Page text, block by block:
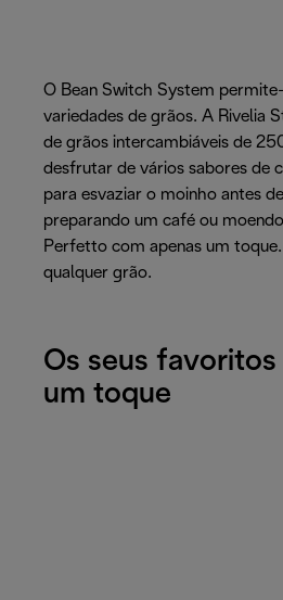
O Bean Switch System
variedades de grãos. A Rivelia
de grãos intercambiáveis de
desfrutar de vários sabores de
para esvaziar o moinho antes
preparando um café ou
Perfetto com apenas um
qualquer grão.
Os seus
um toque